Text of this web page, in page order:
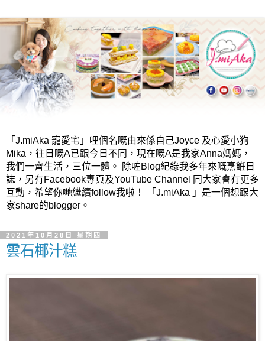
「J.miAka 寵愛宅」哩個名嘅由來係自己Joyce 及心愛小狗
Mika，往日嘅A已跟今日不同，現在嘅A是我家Anna媽媽，
我們一齊生活，三位一體。 除咗Blog紀錄我多年來嘅烹餁日
誌，另有Facebook專頁及YouTube Channel 同大家會有更多
互動，希望你哋繼續follow我啦！ 「J.miAka 」是一個想跟大
家share的blogger。
2021年10月28日 星期四
雲石椰汁糕